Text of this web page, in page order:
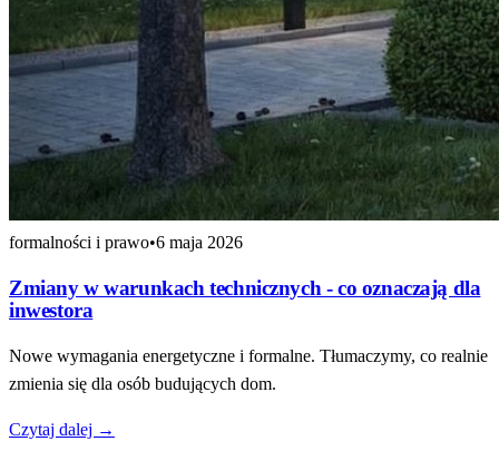
formalności i prawo•6 maja 2026
Zmiany w warunkach technicznych - co oznaczają dla
inwestora
Nowe wymagania energetyczne i formalne. Tłumaczymy, co realnie
zmienia się dla osób budujących dom.
Czytaj dalej →